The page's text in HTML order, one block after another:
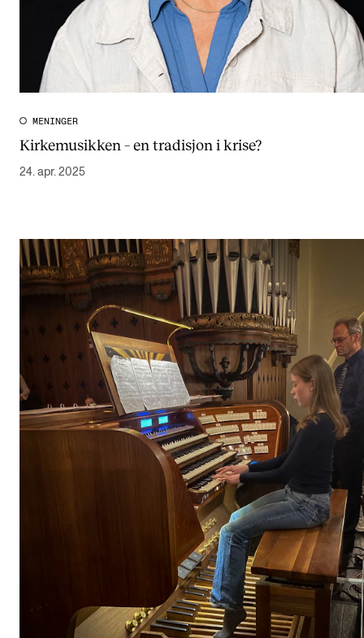
MENINGER
Kirkemusikken – en tradisjon i krise?
24. apr. 2025